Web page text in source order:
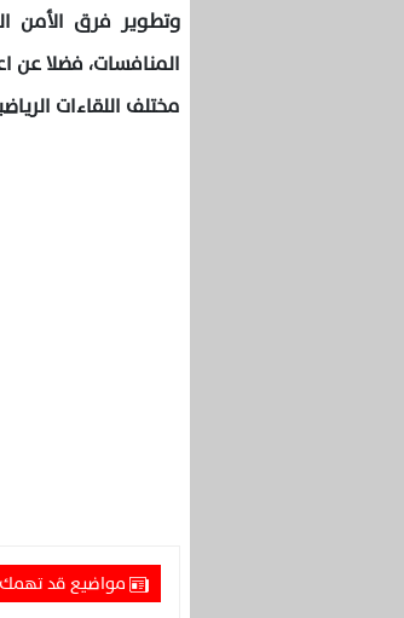
وتطوير فرق الأمن
المنافسات، فضلا عن
مختلف اللقاءات
مواضيع قد تهمك